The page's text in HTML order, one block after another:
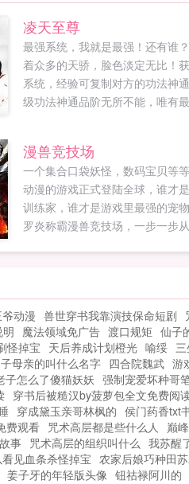
凌天至尊
最强系统，我就是最强！还有谁
着众多的天骄，脸色淡定无比！
系统，经验可复制对方的功法神
级功法神通品阶无所不能，唯有
漫兽竞技场
一个集合口袋妖怪，数码宝贝等
动漫的游戏正式登陆全球，谁才
训练家，谁才是游戏里最强的宠
罗炎称霸漫兽竞技场，一步一步
动漫 兽世穿书我靠演技保命短剧
魔法领域免广告 渡口规矩 仙子
怪掉宝 天后养成计划橙光 喻绥 三
母亲的叫什么名字 四合院魏武 游
子怎么了傻猫妖妖 强制宠爱坏种哥
穿书后被糙汉by菠萝包全文免费阅
穿成黛玉亲哥林枫的 侯门药香txt
费观看 咒术高层都是些什么人 巅
事 咒术高层的组织叫什么 我苏醒
见血条杀怪掉宝 农家后娘巧种田
姜子牙的年轻版头像 钮祜禄阿川的